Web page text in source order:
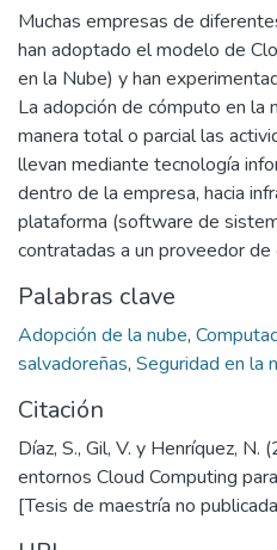
Muchas empresas de
han adoptado el modelo de
en la Nube) y han
La adopción de cómputo en la
manera total o parcial las
llevan mediante tecnología
dentro de la empresa, hacia
plataforma (software de
contratadas a un proveedor de
Palabras clave
Adopción de la nube,
salvadoreñas, Seguridad en la
Citación
Díaz, S., Gil, V. y Henríquez, N.
entornos Cloud Computing
[Tesis de maestría no